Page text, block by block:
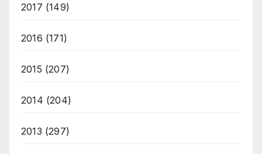
2017 (149)
2016 (171)
2015 (207)
2014 (204)
2013 (297)